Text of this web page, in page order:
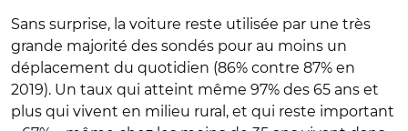
Sans surprise, la voiture reste utilisée par une très
grande majorité des sondés pour au moins un
déplacement du quotidien (86% contre 87% en
2019). Un taux qui atteint même 97% des 65 ans et
plus qui vivent en milieu rural, et qui reste important